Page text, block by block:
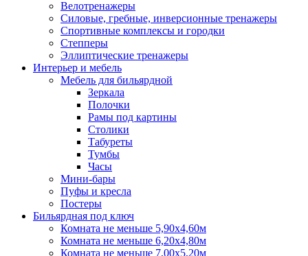
Велотренажеры
Силовые, гребные, инверсионные тренажеры
Спортивные комплексы и городки
Степперы
Эллиптические тренажеры
Интерьер и мебель
Мебель для бильярдной
Зеркала
Полочки
Рамы под картины
Столики
Табуреты
Тумбы
Часы
Мини-бары
Пуфы и кресла
Постеры
Бильярдная под ключ
Комната не меньше 5,90х4,60м
Комната не меньше 6,20х4,80м
Комната не меньше 7,00х5,20м